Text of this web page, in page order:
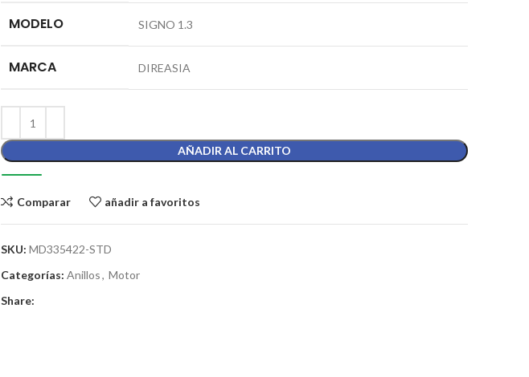
MODELO SIGNO 1.3
MARCA DIREASIA
AÑADIR AL CARRITO
Comparar añadir a favoritos
SKU: MD335422-STD
Categorías: Anillos, Motor
Share: